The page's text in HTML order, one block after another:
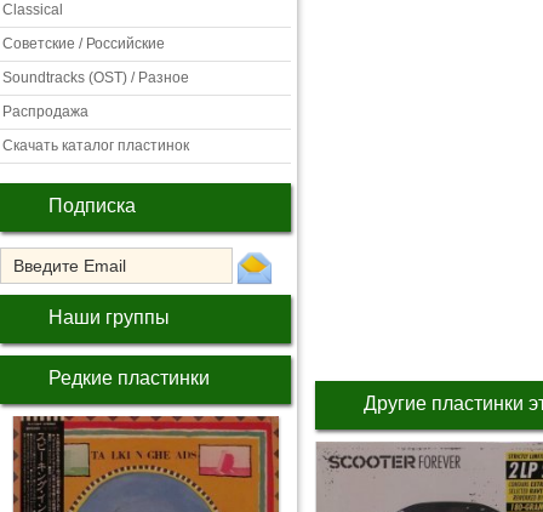
Classical
Советские / Российские
Soundtracks (OST) / Разное
Распродажа
Скачать каталог пластинок
Подписка
Наши группы
Редкие пластинки
Другие пластинки